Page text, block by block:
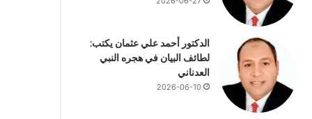
الدكتور أحمد علي عثمان يكتب:
لطائف البيان في هجره النبي
العدناني
2026-06-10